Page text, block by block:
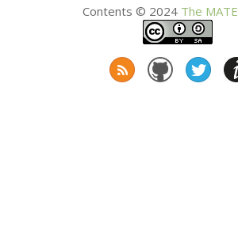
Contents © 2024 The MATE